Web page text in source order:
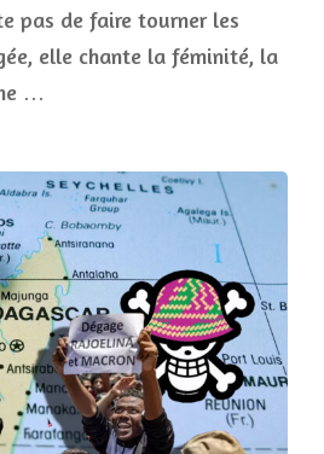
pas de faire tourner les
elle chante la féminité, la
…